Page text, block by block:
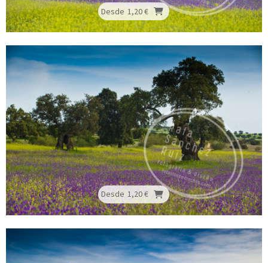
Desde 1,20 €
Desde 1,20 €